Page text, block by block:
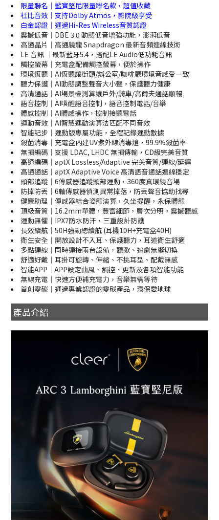
限量聯名｜藍寶堅尼限量聯名款，超值收藏
杜比音效｜支持Dolby Atmos，影院級享受
白金認證｜通過Hi-Res Wireless音質認證
震撼低音｜DBE 3.0 動態低音增強功能，澎湃低音
高通晶片｜高通驍龍 Snapdragon 最新音頻連線技術
LE 音訊 ｜最新藍牙5.4，搭配LE Audio低功耗音訊
觸控螢幕｜充電盒配備觸控螢幕，便於操作
環境恆聽｜AI恆聽讓街頭/辦公室/咖啡廳環境音感受一致
聽力保護｜AI動態調整聲音大小聲，保護聽力健康
高清通話｜AI場景檢測算讓戶外/騎車/高爾夫通話順暢
語音控制｜AI喚醒語音控制，語音控制電話/音樂
體感控制｜AI體感操作，控制接聽電話
運動音效｜AI智慧運動演算法匹配不同音效
智能記步｜運動版專屬功能，全程記錄運動數據
殺菌消毒｜充電盒內建UV紫外線消毒燈，99.9%殺菌率
無損編碼｜支援 LDAC, LHDC 無損傳輸，CD級完美音質
高通編碼｜aptX Lossless/Adaptive 完美音質/連線/延遲
高通通話｜aptX Adaptive Voice 高清語音通話連線穩定
頭部追蹤｜6傳感器追蹤頭部運動，360度真環繞音場
防掉防丟｜6軸傳感器偵測異常掉落，防丟聲音協助找尋
健康助理｜傳感器結合姿態演算，久坐提醒，永保體態
頂級音質｜16.2mm單體，豐富細節，層次分明，震撼聽感
運動無懼｜IPX7防水防汗，三重設計防護
長效續航｜50H強勁總續航 (耳機10H+充電盒40H)
衛生安全｜開放設計不入耳、保護聽力，耳道衛生舒適
多點連線｜同時連接兩台設備，聽歌、追劇無縫切換
舒適好戴｜耳掛可旋轉、伸縮、不挑耳型、配戴無感
智能APP｜APP設定曲風、觸控、更新及各項智能功能
無線充電｜快速方便補充電力，音樂無需等待
首創零碳｜通過專業認證的零碳產品，環保愛地球
產品介紹